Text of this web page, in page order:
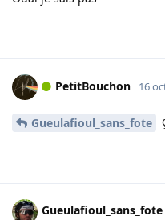
PetitBouchon 16
Gueulafioul_sans_fote
Gueulafioul_sans_fote